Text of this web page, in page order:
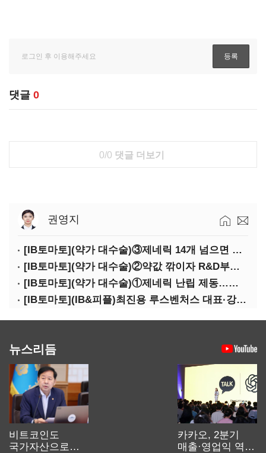
댓글 0
0/0 댓글 더보기
권영지
[IB토마토](약가 대수술)③제네릭 14개 넘으면 약값 '뚝'…등재전략 혼선
[IB토마토](약가 대수술)②약값 깎이자 R&D부터 축소…제약업계 비상경영 돌입
[IB토마토](약가 대수술)①제네릭 난립 제동…중소 제약사 수익성 비상
[IB토마토](IB&피플)최진용 루스벤처스 대표·강승순 이사
뉴스리듬
비트코인도
국가자산으로…'
카카오, 2분기
매출·영업익 역대